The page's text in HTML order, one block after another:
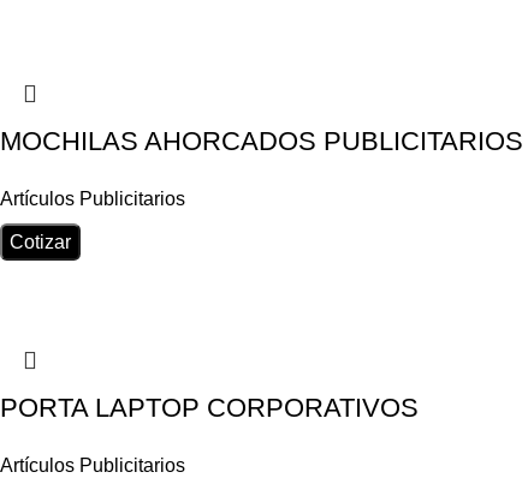
MOCHILAS AHORCADOS PUBLICITARIOS
Artículos Publicitarios
Cotizar
PORTA LAPTOP CORPORATIVOS
Artículos Publicitarios